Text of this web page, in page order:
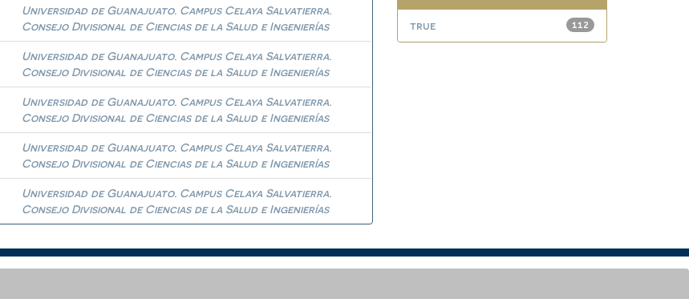
Universidad de Guanajuato. Campus Celaya Salvatierra.
Consejo Divisional de Ciencias de la Salud e Ingenierías
Universidad de Guanajuato. Campus Celaya Salvatierra.
Consejo Divisional de Ciencias de la Salud e Ingenierías
Universidad de Guanajuato. Campus Celaya Salvatierra.
Consejo Divisional de Ciencias de la Salud e Ingenierías
Universidad de Guanajuato. Campus Celaya Salvatierra.
Consejo Divisional de Ciencias de la Salud e Ingenierías
Universidad de Guanajuato. Campus Celaya Salvatierra.
Consejo Divisional de Ciencias de la Salud e Ingenierías
112
true